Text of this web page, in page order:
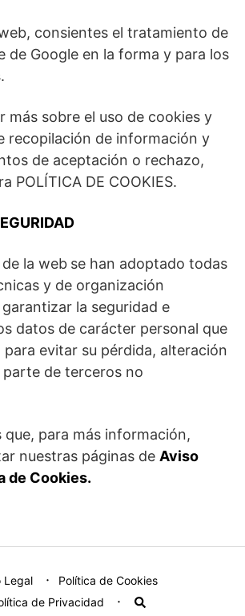
consientes el tratamiento de
de Google en la forma y para los
más sobre el uso de cookies y
recopilación de información y
de aceptación o rechazo,
POLÍTICA DE COOKIES.
la web se han adoptado todas
y de organización
la seguridad e
datos de carácter personal que
evitar su pérdida, alteración
de terceros no
que, para más información,
nuestras páginas de Aviso
de Cookies.
Legal
Política de Cookies
de Privacidad